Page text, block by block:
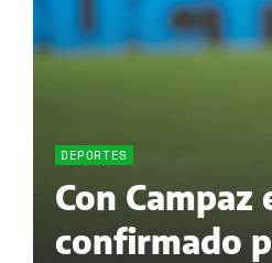
DEPORTES
Con
confirmado